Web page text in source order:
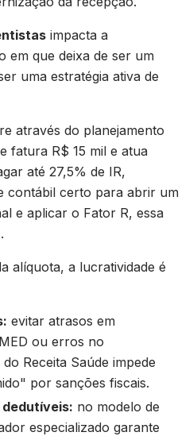
impacta a
em que deixa de ser um
uma estratégia ativa de
através do planejamento
fatura R$ 15 mil e atua
até 27,5% de IR,
contábil certo para abrir um
e aplicar o Fator R, essa
alíquota, a lucratividade é
evitar atrasos em
ou erros no
Receita Saúde impede
por sanções fiscais.
dedutíveis: no modelo de
especializado garante